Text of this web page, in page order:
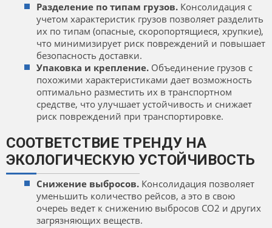
Разделение по типам грузов. Консолидация с
учетом характеристик грузов позволяет разделить
их по типам (опасные, скоропортящиеся, хрупкие),
что минимизирует риск повреждений и повышает
безопасность доставки.
Упаковка и крепление. Объединение грузов с
похожими характеристиками дает возможность
оптимально разместить их в транспортном
средстве, что улучшает устойчивость и снижает
риск повреждений при транспортировке.
СООТВЕТСТВИЕ ТРЕНДУ НА
ЭКОЛОГИЧЕСКУЮ УСТОЙЧИВОСТЬ
Снижение выбросов. Консолидация позволяет
уменьшить количество рейсов, а это в свою
очереь ведет к снижению выбросов CO2 и других
загрязняющих веществ.